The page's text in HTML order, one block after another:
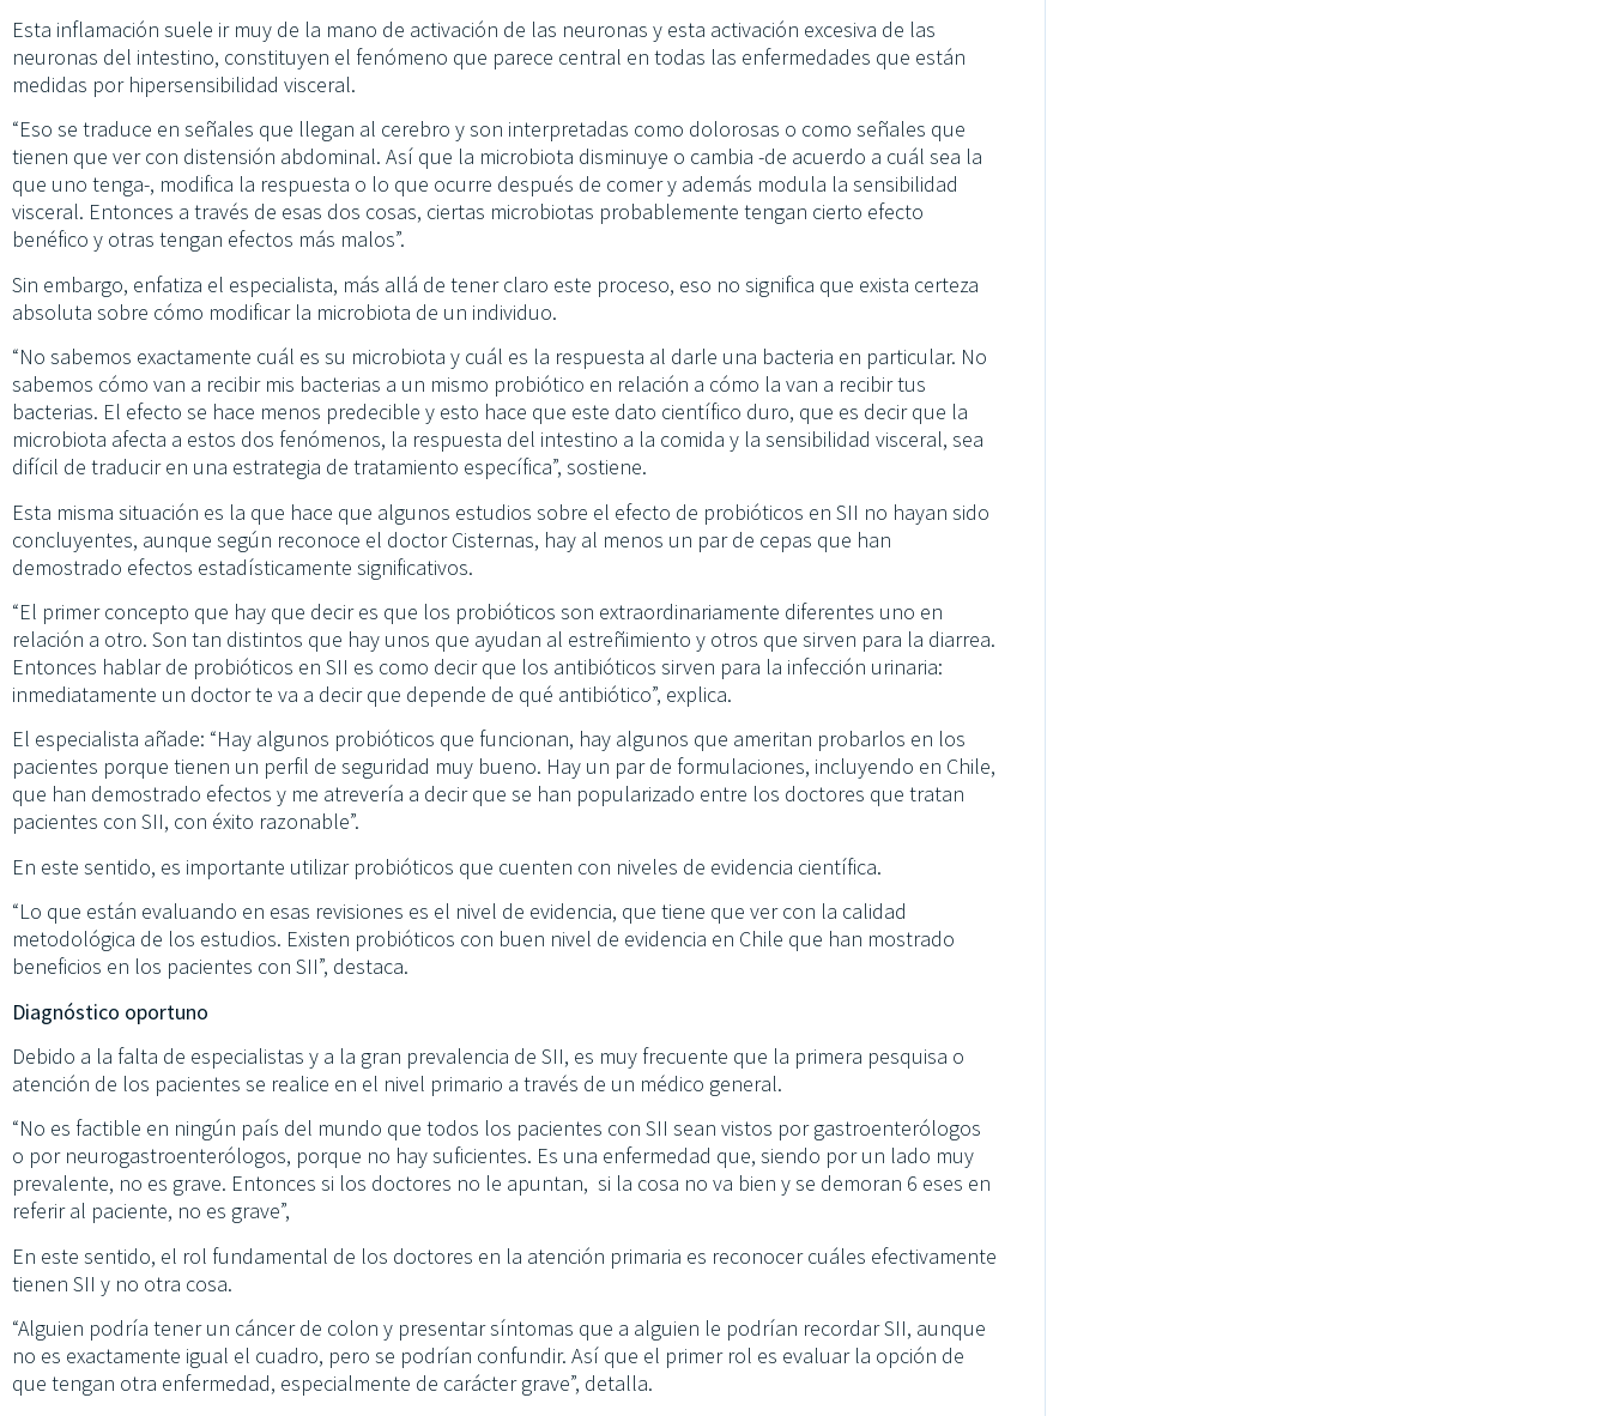
Esta inflamación suele ir muy de la mano de activación de las neuronas y esta activación excesiva de las
neuronas del intestino, constituyen el fenómeno que parece central en todas las enfermedades que están
medidas por hipersensibilidad visceral.
“Eso se traduce en señales que llegan al cerebro y son interpretadas como dolorosas o como señales que
tienen que ver con distensión abdominal. Así que la microbiota disminuye o cambia -de acuerdo a cuál sea la
que uno tenga-, modifica la respuesta o lo que ocurre después de comer y además modula la sensibilidad
visceral. Entonces a través de esas dos cosas, ciertas microbiotas probablemente tengan cierto efecto
benéfico y otras tengan efectos más malos”.
Sin embargo, enfatiza el especialista, más allá de tener claro este proceso, eso no significa que exista certeza
absoluta sobre cómo modificar la microbiota de un individuo.
“No sabemos exactamente cuál es su microbiota y cuál es la respuesta al darle una bacteria en particular. No
sabemos cómo van a recibir mis bacterias a un mismo probiótico en relación a cómo la van a recibir tus
bacterias. El efecto se hace menos predecible y esto hace que este dato científico duro, que es decir que la
microbiota afecta a estos dos fenómenos, la respuesta del intestino a la comida y la sensibilidad visceral, sea
difícil de traducir en una estrategia de tratamiento específica”, sostiene.
Esta misma situación es la que hace que algunos estudios sobre el efecto de probióticos en SII no hayan sido
concluyentes, aunque según reconoce el doctor Cisternas, hay al menos un par de cepas que han
demostrado efectos estadísticamente significativos.
“El primer concepto que hay que decir es que los probióticos son extraordinariamente diferentes uno en
relación a otro. Son tan distintos que hay unos que ayudan al estreñimiento y otros que sirven para la diarrea.
Entonces hablar de probióticos en SII es como decir que los antibióticos sirven para la infección urinaria:
inmediatamente un doctor te va a decir que depende de qué antibiótico”, explica.
El especialista añade: “Hay algunos probióticos que funcionan, hay algunos que ameritan probarlos en los
pacientes porque tienen un perfil de seguridad muy bueno. Hay un par de formulaciones, incluyendo en Chile,
que han demostrado efectos y me atrevería a decir que se han popularizado entre los doctores que tratan
pacientes con SII, con éxito razonable”.
En este sentido, es importante utilizar probióticos que cuenten con niveles de evidencia científica.
“Lo que están evaluando en esas revisiones es el nivel de evidencia, que tiene que ver con la calidad
metodológica de los estudios. Existen probióticos con buen nivel de evidencia en Chile que han mostrado
beneficios en los pacientes con SII”, destaca.
Diagnóstico oportuno
Debido a la falta de especialistas y a la gran prevalencia de SII, es muy frecuente que la primera pesquisa o
atención de los pacientes se realice en el nivel primario a través de un médico general.
“No es factible en ningún país del mundo que todos los pacientes con SII sean vistos por gastroenterólogos
o por neurogastroenterólogos, porque no hay suficientes. Es una enfermedad que, siendo por un lado muy
prevalente, no es grave. Entonces si los doctores no le apuntan, si la cosa no va bien y se demoran 6 eses en
referir al paciente, no es grave”,
En este sentido, el rol fundamental de los doctores en la atención primaria es reconocer cuáles efectivamente
tienen SII y no otra cosa.
“Alguien podría tener un cáncer de colon y presentar síntomas que a alguien le podrían recordar SII, aunque
no es exactamente igual el cuadro, pero se podrían confundir. Así que el primer rol es evaluar la opción de
que tengan otra enfermedad, especialmente de carácter grave”, detalla.